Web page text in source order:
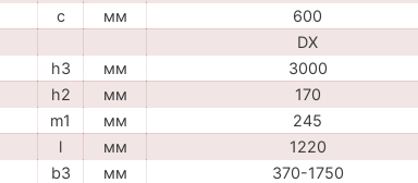
c мм
600
DX
h3 мм
3000
h2 мм
170
m1 мм
245
l мм
1220
b3 мм
370-1750